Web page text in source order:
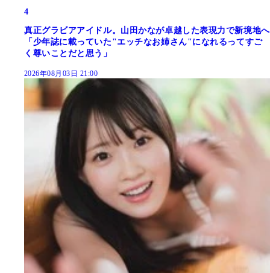
4
真正グラビアアイドル。山田かなが卓越した表現力で新境地へ
「少年誌に載っていた"エッチなお姉さん"になれるってすご
く尊いことだと思う」
2026年08月03日 21:00